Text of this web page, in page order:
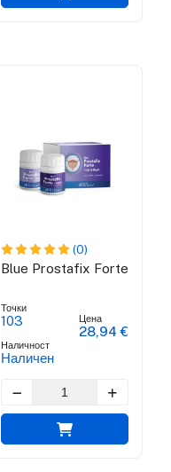
(0)
Blue Prostafix Forte
Точки
103
Наличност
Наличен
Цена
28,94 €